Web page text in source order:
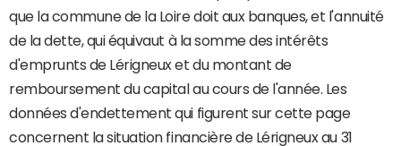
que la commune de la Loire doit aux banques, et l'annuité
de la dette, qui équivaut à la somme des intérêts
d'emprunts de Lérigneux et du montant de
remboursement du capital au cours de l'année. Les
données d'endettement qui figurent sur cette page
concernent la situation financière de Lérigneux au 31